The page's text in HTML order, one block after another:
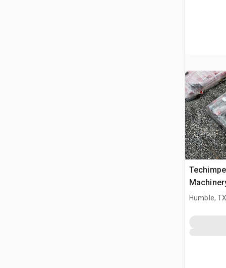
Humble,